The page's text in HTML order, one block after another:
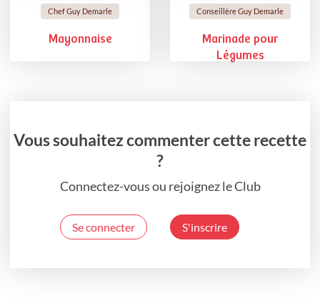
Chef Guy Demarle
Mayonnaise
Conseillère Guy Demarle
Marinade pour
Légumes
Vous souhaitez commenter cette recette
?
Connectez-vous ou rejoignez le Club
Se connecter S'inscrire